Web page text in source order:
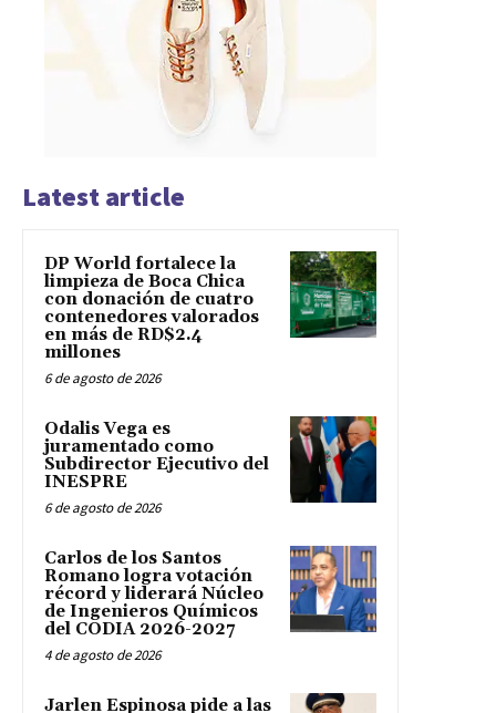
Latest article
DP World fortalece la
limpieza de Boca Chica
con donación de cuatro
contenedores valorados
en más de RD$2.4
millones
6 de agosto de 2026
Odalis Vega es
juramentado como
Subdirector Ejecutivo del
INESPRE
6 de agosto de 2026
Carlos de los Santos
Romano logra votación
récord y liderará Núcleo
de Ingenieros Químicos
del CODIA 2026-2027
4 de agosto de 2026
Jarlen Espinosa pide a las